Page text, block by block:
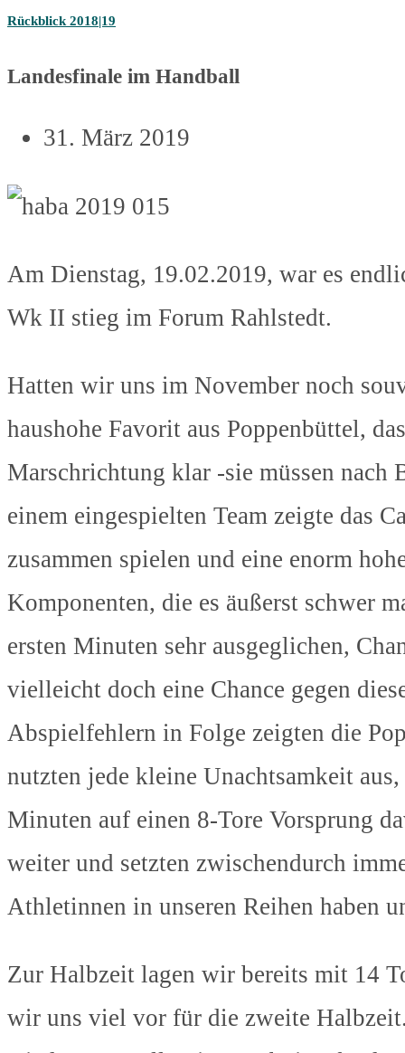
Rückblick 2018|19
Landesfinale im Handball
31. März 2019
Am Dienstag, 19.02.2019, war es
Wk II stieg im Forum Rahlstedt.
Hatten wir uns im November noch
haushohe Favorit aus Poppenbüttel,
Marschrichtung klar -sie müssen
einem eingespielten Team zeigte das
zusammen spielen und eine enorm
Komponenten, die es äußerst schwer
ersten Minuten sehr ausgeglichen,
vielleicht doch eine Chance gegen
Abspielfehlern in Folge zeigten die
nutzten jede kleine Unachtsamkeit
Minuten auf einen 8-Tore Vorsprung
weiter und setzten zwischendurch
Athletinnen in unseren Reihen haben
Zur Halbzeit lagen wir bereits mit 14
wir uns viel vor für die zweite